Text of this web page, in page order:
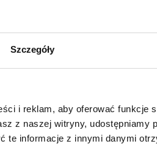
Szczegóły
i reklam, aby oferować funkcje
z naszej witryny, udostępniamy
te informacje z innymi danymi